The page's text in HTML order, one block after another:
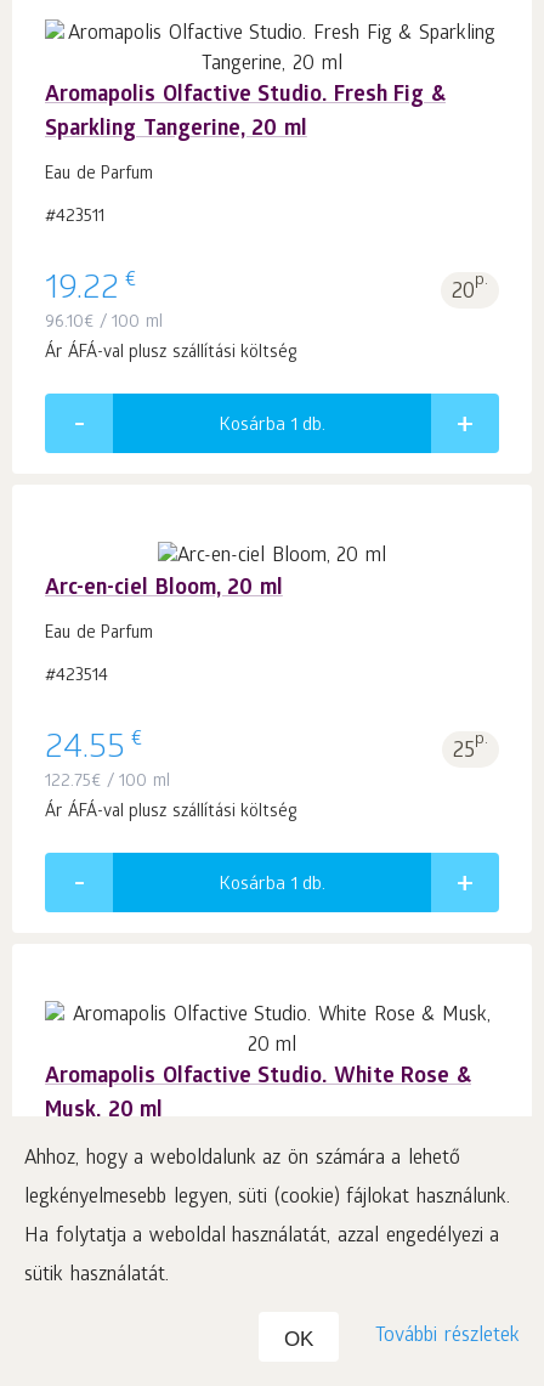
Ahhoz, hogy a weboldalunk az ön számára a lehető
legkényelmesebb legyen, süti (cookie) fájlokat használunk.
Ha folytatja a weboldal használatát, azzal engedélyezi a
sütik használatát.
OK További részletek
Aromapolis Olfactive Studio. Fresh Fig &
Sparkling Tangerine, 20 ml
Eau de Parfum
#423511
19.22 € 20p.
96.10€ / 100 ml
Ár ÁFÁ-val plusz szállítási költség
Kosárba 1 db.
Arc-en-ciel Bloom, 20 ml
Eau de Parfum
#423514
24.55 € 25p.
122.75€ / 100 ml
Ár ÁFÁ-val plusz szállítási költség
Kosárba 1 db.
Aromapolis Olfactive Studio. White Rose &
Musk, 20 ml
Eau de Parfum
#424145
19.22 €
Ár ÁFÁ-val plusz szállítási költség